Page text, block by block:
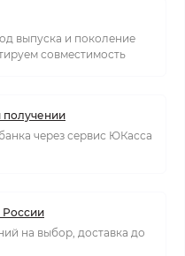
выпуска и поколение
совместимость
получении
через сервис ЮКасса
России
на выбор, доставка до